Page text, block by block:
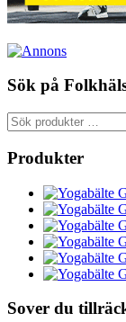
Sök på
Sök
efter:
Produkter
Sover du